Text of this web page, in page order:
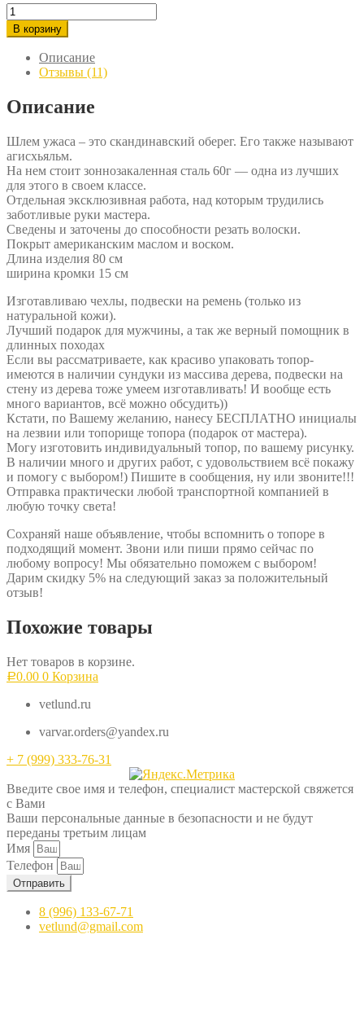
Количество
товара
Скандинавский
валочный
топор
ужаса
В корзину
Описание
Отзывы (11)
Описание
Шлем ужаса – это скандинавский оберег. Его также называют
агисхьяльм.
На нем стоит зоннозакаленная сталь 60г — одна из лучших
для этого в своем классе.
Отдельная эксклюзивная работа, над которым трудились
заботливые руки мастера.
Сведены и заточены до способности резать волоски.
Покрыт американским маслом и воском.
Длина изделия 80 см
ширина кромки 15 см
Изготавливаю чехлы, подвески на ремень (только из
натуральной кожи).
Лучший подарок для мужчины, а так же верный помощник в
длинных походах
Если вы рассматриваете, как красиво упаковать топор-
имеются в наличии сундуки из массива дерева, подвески на
стену из дерева тоже умеем изготавливать! И вообще есть
много вариантов, всё можно обсудить))
Кстати, по Вашему желанию, нанесу БЕСПЛАТНО инициалы
на лезвии или топорище топора (подарок от мастера).
Могу изготовить индивидуальный топор, по вашему рисунку.
В наличии много и других работ, с удовольствием всё покажу
и помогу с выбором!) Пишите в сообщения, ну или звоните!!!
Отправка практически любой транспортной компанией в
любую точку света!
Сохраняй наше объявление, чтобы вспомнить о топоре в
подходящий момент. Звони или пиши прямо сейчас по
любому вопросу! Мы обязательно поможем с выбором!
Дарим скидку 5% на следующий заказ за положительный
отзыв!
Похожие товары
Нет товаров в корзине.
Р0.00 0 Корзина
vetlund.ru
varvar.orders@yandex.ru
+ 7 (999) 333-76-31
Введите свое имя и телефон, специалист мастерской свяжется
с Вами
Ваши персональные данные в безопасности и не будут
переданы третьим лицам
Имя
Телефон
Отправить
8 (996) 133-67-71
vetlund@gmail.com